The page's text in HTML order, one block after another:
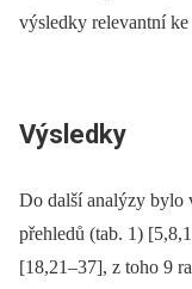
výsledky relevantní
Výsledky
Do další analýzy bylo
přehledů (tab. 1)
[18,21–37], z toho 9